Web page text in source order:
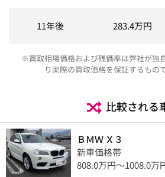
11年後 283.4万円
※買取相場価格および残価率は弊社が独
り実際の買取価格を保証するもの
比較される
ＢＭＷ Ｘ３
新車価格帯
808.0万円〜1008.0万